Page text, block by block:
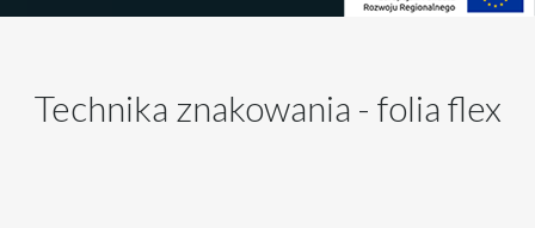
Technika znakowania - folia flex